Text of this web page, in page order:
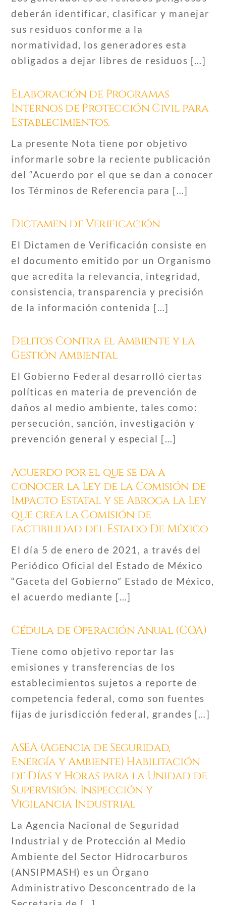
deberán identificar, clasificar y manejar
sus residuos conforme a la
normatividad, los generadores esta
obligados a dejar libres de residuos […]
Elaboración de Programas
Internos de Protección Civil para
Establecimientos.
La presente Nota tiene por objetivo
informarle sobre la reciente publicación
del “Acuerdo por el que se dan a conocer
los Términos de Referencia para […]
Dictamen de Verificación
El Dictamen de Verificación consiste en
el documento emitido por un Organismo
que acredita la relevancia, integridad,
consistencia, transparencia y precisión
de la información contenida […]
Delitos Contra el Ambiente y la
Gestión Ambiental
El Gobierno Federal desarrolló ciertas
políticas en materia de prevención de
daños al medio ambiente, tales como:
persecución, sanción, investigación y
prevención general y especial […]
Acuerdo por el que se da a
conocer la Ley de la Comisión de
Impacto Estatal y se Abroga la Ley
que crea la Comisión de
factibilidad del Estado De México
El día 5 de enero de 2021, a través del
Periódico Oficial del Estado de México
“Gaceta del Gobierno” Estado de México,
el acuerdo mediante […]
Cédula de Operación Anual (COA)
Tiene como objetivo reportar las
emisiones y transferencias de los
establecimientos sujetos a reporte de
competencia federal, como son fuentes
fijas de jurisdicción federal, grandes […]
ASEA (Agencia de Seguridad,
Energía y Ambiente) Habilitación
de Días y Horas para la Unidad de
Supervisión, Inspección y
Vigilancia Industrial
La Agencia Nacional de Seguridad
Industrial y de Protección al Medio
Ambiente del Sector Hidrocarburos
(ANSIPMASH) es un Órgano
Administrativo Desconcentrado de la